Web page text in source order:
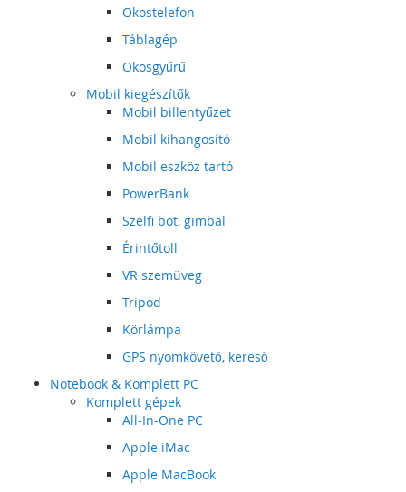
Okostelefon
Táblagép
Okosgyűrű
Mobil kiegészítők
Mobil billentyűzet
Mobil kihangosító
Mobil eszköz tartó
PowerBank
Szelfi bot, gimbal
Érintőtoll
VR szemüveg
Tripod
Körlámpa
GPS nyomkövető, kereső
Notebook & Komplett PC
Komplett gépek
All-In-One PC
Apple iMac
Apple MacBook